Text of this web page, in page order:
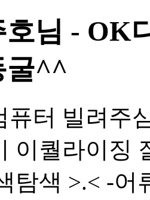
호님 - OK
굴^^
퓨터 빌려주
이퀄라이징
탐색 >.< -